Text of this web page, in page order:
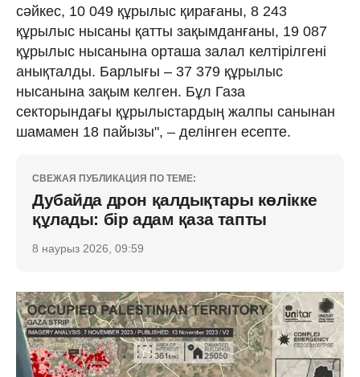
сәйкес, 10 049 құрылыс қирағаны, 8 243
құрылыс нысаны қатты зақымданғаны, 19 087
құрылыс нысанына орташа залал келтірілгені
анықталды. Барлығы – 37 379 құрылыс
нысанына зақым келген. Бұл Газа
секторындағы құрылыстардың жалпы санынан
шамамен 18 пайызы", – делінген есепте.
СВЕЖАЯ ПУБЛИКАЦИЯ ПО ТЕМЕ:
Дубайда дрон қалдықтары көлікке
құлады: бір адам қаза тапты
8 наурыз 2026, 09:59